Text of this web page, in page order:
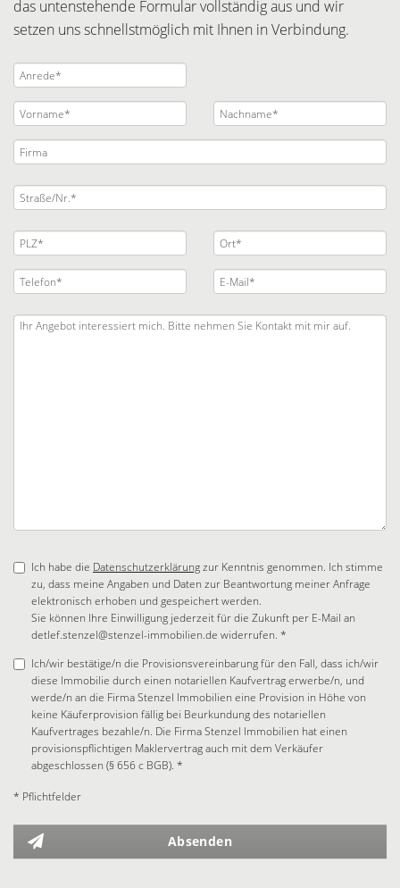
das untenstehende Formular vollständig aus und wir
setzen uns schnellstmöglich mit Ihnen in Verbindung.
Ich habe die Datenschutzerklärungzur Kenntnis genommen. Ich stimme
zu, dass meine Angaben und Daten zur Beantwortung meiner Anfrage
elektronisch erhoben und gespeichert werden.
Sie können Ihre Einwilligung jederzeit für die Zukunft per E-Mail an
detlef.stenzel@stenzel-immobilien.de widerrufen. *
Ich/wir bestätige/n die Provisionsvereinbarung für den Fall, dass ich/wir
diese Immobilie durch einen notariellen Kaufvertrag erwerbe/n, und
werde/n an die Firma Stenzel Immobilien eine Provision in Höhe von
keine Käuferprovision fällig bei Beurkundung des notariellen
Kaufvertrages bezahle/n. Die Firma Stenzel Immobilien hat einen
provisionspflichtigen Maklervertrag auch mit dem Verkäufer
abgeschlossen (§ 656 c BGB). *
* Pflichtfelder
Absenden